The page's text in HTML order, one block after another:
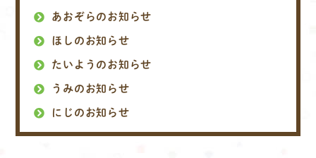
あおぞらのお知らせ
ほしのお知らせ
たいようのお知らせ
うみのお知らせ
にじのお知らせ